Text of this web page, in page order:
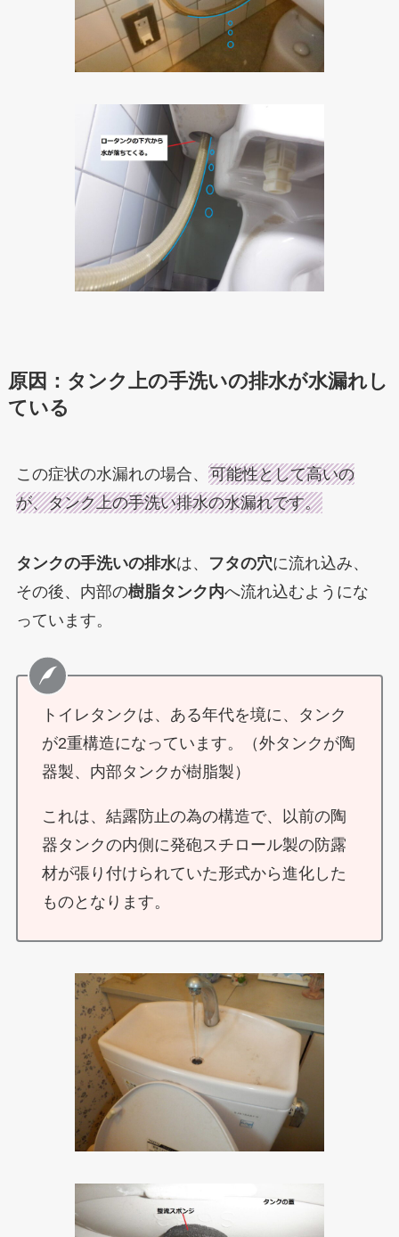
原因：タンク上の手洗いの排水が水漏れし
ている
この症状の水漏れの場合、 可能性として高いの
が、タンク上の手洗い排水の水漏れです。
タンクの手洗いの排水は、 フタの穴に流れ込み、
その後、内部の樹脂タンク内へ流れ込むようにな
っています。
トイレタンクは、ある年代を境に、タンク
が2重構造になっています。（外タンクが陶
器製、内部タンクが樹脂製）
これは、結露防止の為の構造で、以前の陶
器タンクの内側に発砲スチロール製の防露
材が張り付けられていた形式から進化した
ものとなります。